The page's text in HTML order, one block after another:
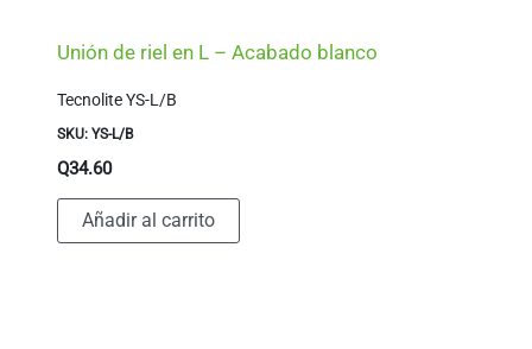
Unión de riel en L – Acabado blanco
Tecnolite YS-L/B
SKU: YS-L/B
Q34.60
Añadir al carrito